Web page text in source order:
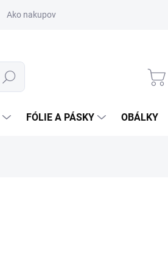
Ako nakupovať
Hľadať
FÓLIE A PÁSKY OBÁLKY